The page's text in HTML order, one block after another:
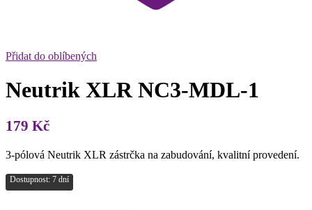
Přidat do oblíbených
Neutrik XLR NC3-MDL-1
179 Kč
3-pólová Neutrik XLR zástrčka na zabudování, kvalitní provedení.
Dostupnost: 7 dní